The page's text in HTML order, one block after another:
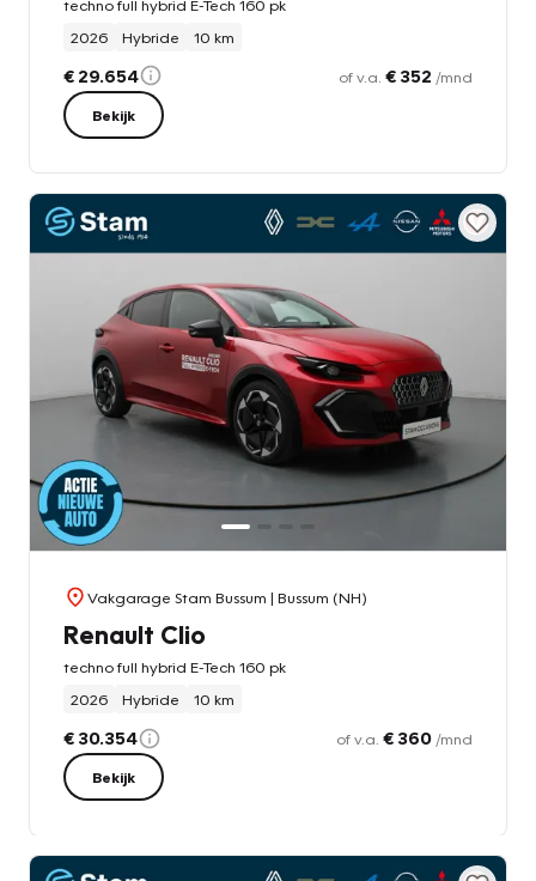
techno full hybrid E-Tech 160 pk
2026
Hybride 10 km
€ 29.654 of v.a. € 352 /mnd
Bekijk
Vakgarage Stam Bussum | Bussum (NH)
Renault Clio
techno full hybrid E-Tech 160 pk
2026
Hybride 10 km
€ 30.354 of v.a. € 360 /mnd
Bekijk